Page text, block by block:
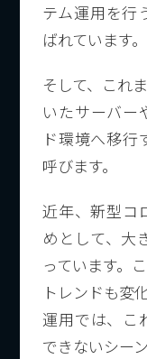
テム運用を行
ばれています。
そして、これ
いたサーバー
ド環境へ移行
呼びます。
近年、新型コ
めとして、大
っています。
トレンドも変
運用では、こ
できないシー